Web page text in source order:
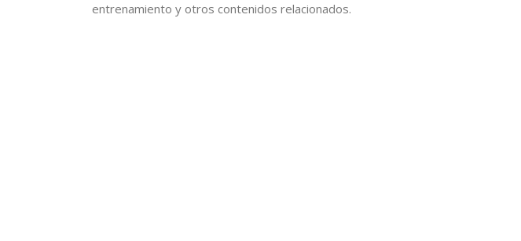
entrenamiento y otros contenidos relacionados.